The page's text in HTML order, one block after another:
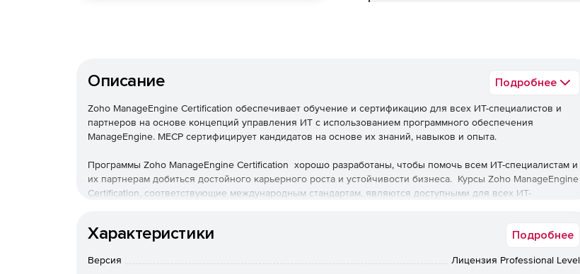
Описание Подробнее
Zoho ManageEngine Certification обеспечивает обучение и сертификацию для всех ИТ-специалистов и
партнеров на основе концепций управления ИТ с использованием программного обеспечения
ManageEngine. MECP сертифицирует кандидатов на основе их знаний, навыков и опыта.
Программы Zoho ManageEngine Certification хорошо разработаны, чтобы помочь всем ИТ-специалистам и
их партнерам добиться достойного карьерного роста и устойчивости бизнеса. Курсы Zoho ManageEngine
Certification, соответствующие международным стандартам, являются доступными для всех ИТ-
Характеристики Подробнее
Версия Лицензия Professional Level